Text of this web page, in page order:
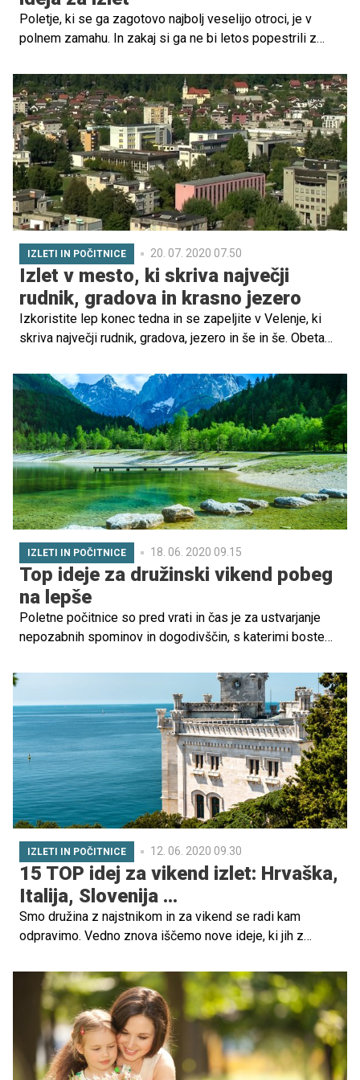
Poletje, ki se ga zagotovo najbolj veselijo otroci, je v
polnem zamahu. In zakaj si ga ne bi letos popestrili z
povezali kot družina v ustvarjanju najlepših spominov, ki
bodo za vedno ostali zapisani tudi v njihovih srcih. Za vas
smo pripravili izbor najlepših krajev po Sloveniji, ki jih
lahko obiščete tudi z vlakom.
IZLETI IN POČITNICE 20. 07. 2020 07.50
Izlet v mesto, ki skriva največji
rudnik, gradova in krasno jezero
Izkoristite lep konec tedna in se zapeljite v Velenje, ki
skriva največji rudnik, gradova, jezero in še in še. Obeta
IZLETI IN POČITNICE 18. 06. 2020 09.15
Top ideje za družinski vikend pobeg
na lepše
Poletne počitnice so pred vrati in čas je za ustvarjanje
nepozabnih spominov in dogodivščin, s katerimi boste
vikend izletov za vašo družino in se vsak konec tedna
odpravili raziskovat čudovite kraje po domači deželi?
IZLETI IN POČITNICE 12. 06. 2020 09.30
15 TOP idej za vikend izlet: Hrvaška,
Italija, Slovenija ...
Smo družina z najstnikom in za vikend se radi kam
odpravimo. Vedno znova iščemo nove ideje, ki jih z
Tako na Hrvaškem kot tudi po Sloveniji, Italiji, Avstriji ... Ne
oklevajte, vzemite na pot dobro voljo in preživite čudovit
vikend tudi vi skupaj z vsemi družinskimi člani.